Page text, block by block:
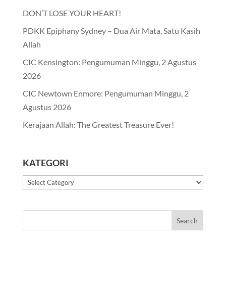
DON’T LOSE YOUR HEART!
PDKK Epiphany Sydney – Dua Air Mata, Satu Kasih
Allah
CIC Kensington: Pengumuman Minggu, 2 Agustus
2026
CIC Newtown Enmore: Pengumuman Minggu, 2
Agustus 2026
Kerajaan Allah: The Greatest Treasure Ever!
KATEGORI
Kategori